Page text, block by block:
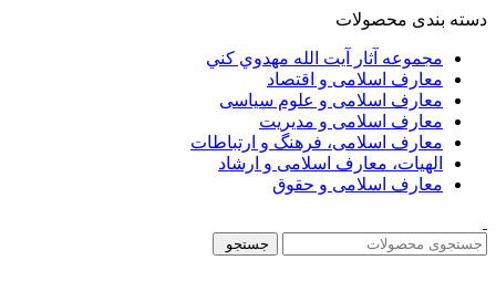
دسته بندی محصولات
مجموعه آثار آيت الله مهدوي كني
معارف اسلامی و اقتصاد
معارف اسلامی و علوم سیاسی
معارف اسلامی و مدیریت
معارف اسلامی، فرهنگ و ارتباطات
الهیات، معارف اسلامی و ارشاد
معارف اسلامی و حقوق
جستجو